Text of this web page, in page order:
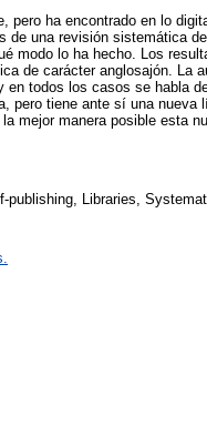
pero ha encontrado en lo
de una revisión sistemática
modo lo ha hecho. Los
de carácter anglosajón. La
todos los casos se habla
pero tiene ante sí una nueva
mejor manera posible esta
Libraries,